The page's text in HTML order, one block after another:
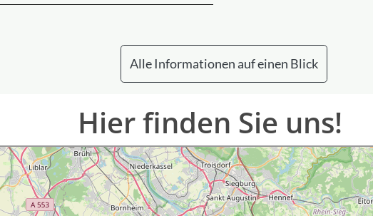
Alle Informationen auf einen Blick
Hier finden Sie uns!